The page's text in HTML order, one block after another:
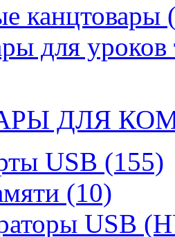
канцтовары
для уроков
ДЛЯ
USB (155)
(10)
USB